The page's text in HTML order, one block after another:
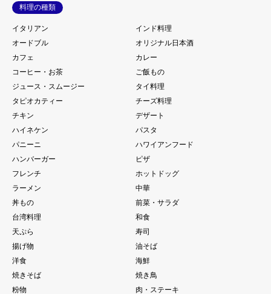
料理の種類
イタリアン
インド料理
オードブル
オリジナル日本酒
カフェ
カレー
コーヒー・お茶
ご飯もの
ジュース・スムージー
タイ料理
タピオカティー
チーズ料理
チキン
デザート
ハイネケン
パスタ
パニーニ
ハワイアンフード
ハンバーガー
ピザ
フレンチ
ホットドッグ
ラーメン
中華
丼もの
前菜・サラダ
台湾料理
和食
天ぷら
寿司
揚げ物
油そば
洋食
海鮮
焼きそば
焼き鳥
粉物
肉・ステーキ